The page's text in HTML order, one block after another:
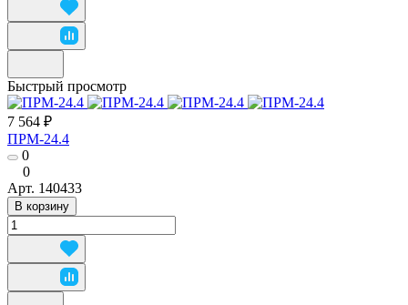
Быстрый просмотр
7 564 ₽
ПРМ-24.4
0
0
Арт. 140433
В корзину